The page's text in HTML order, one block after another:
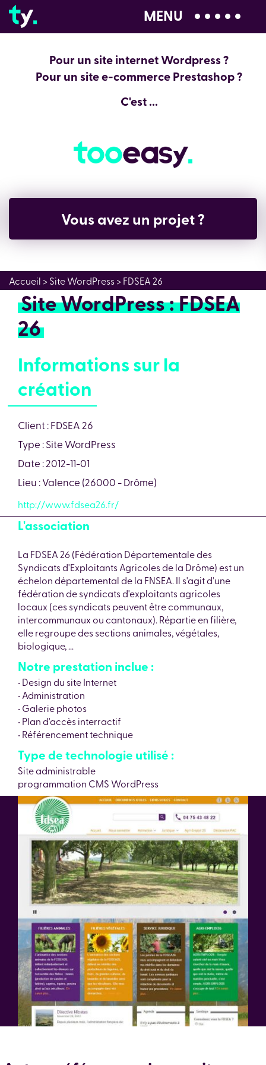
04 28 99 00 80
MENU
Pour un site internet Wordpress ?
Pour un site e-commerce Prestashop ?
C'est ...
Vous avez un projet ?
Accueil > Site WordPress > FDSEA 26
Site WordPress : FDSEA
26
Informations sur la
création
Client : FDSEA 26
Type : Site WordPress
Date : 2012-11-01
Lieu : Valence (26000 - Drôme)
http://www.fdsea26.fr/
L'association
La FDSEA 26 (Fédération Départementale des
Syndicats d'Exploitants Agricoles de la Drôme) est un
échelon départemental de la FNSEA. Il s'agit d'une
fédération de syndicats d'exploitants agricoles
locaux (ces syndicats peuvent être communaux,
intercommunaux ou cantonaux). Répartie en filière,
elle regroupe des sections animales, végétales,
biologique, ...
Notre prestation inclue :
• Design du site Internet
• Administration
• Galerie photos
• Plan d'accès interractif
• Référencement technique
Type de technologie utilisé :
Site administrable
programmation CMS WordPress